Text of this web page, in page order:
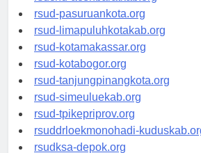
rsucnd-acehbaratkab.org
rsud-pasuruankota.org
rsud-limapuluhkotakab.org
rsud-kotamakassar.org
rsud-kotabogor.org
rsud-tanjungpinangkota.org
rsud-simeuluekab.org
rsud-tpikepriprov.org
rsuddrloekmonohadi-kuduskab.org